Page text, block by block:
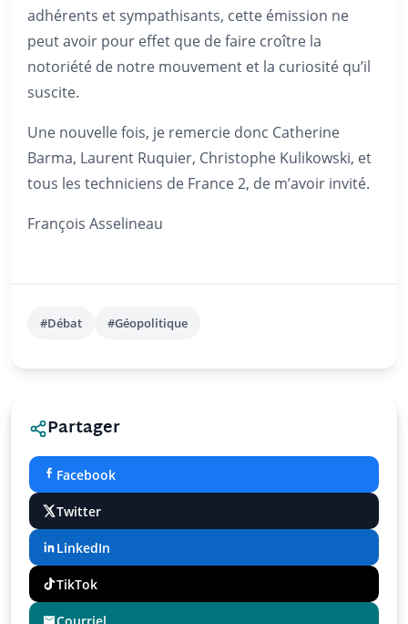
adhérents et sympathisants, cette émission ne
peut avoir pour effet que de faire croître la
notoriété de notre mouvement et la curiosité qu’il
suscite.
Une nouvelle fois, je remercie donc Catherine
Barma, Laurent Ruquier, Christophe Kulikowski, et
tous les techniciens de France 2, de m’avoir invité.
François Asselineau
#Débat #Géopolitique
Partager
Facebook
Twitter
LinkedIn
TikTok
Courriel